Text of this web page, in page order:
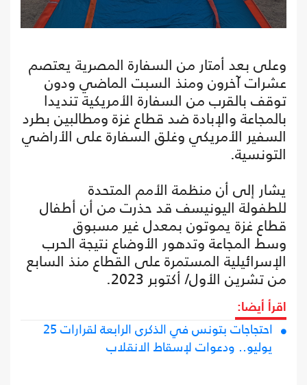
وعلى بعد أمتار من السفارة المصرية يعتصم
عشرات آخرون ومنذ السبت الماضي ودون
توقف بالقرب من السفارة الأمريكية تنديدا
بالمجاعة والإبادة ضد قطاع غزة ومطالبين بطرد
السفير الأمريكي وغلق السفارة على الأراضي
التونسية.
يشار إلى أن منظمة الأمم المتحدة
للطفولة اليونيسف قد حذرت من أن أطفال
قطاع غزة يموتون بمعدل غير مسبوق
وسط المجاعة وتدهور الأوضاع نتيجة الحرب
الإسرائيلية المستمرة على القطاع منذ السابع
من تشرين الأول/ أكتوبر 2023.
اقرأ أيضا:
احتجاجات بتونس في الذكرى الرابعة لقرارات 25
يوليو.. ودعوات لإسقاط الانقلاب